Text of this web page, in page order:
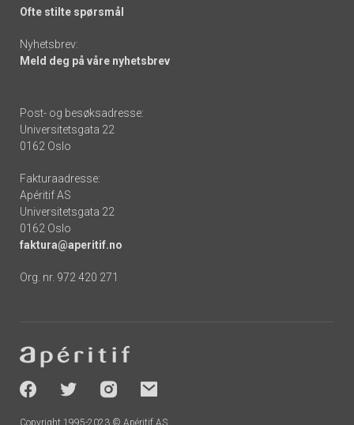
Ofte stilte spørsmål
Nyhetsbrev:
Meld deg på våre nyhetsbrev
Post- og besøksadresse:
Universitetsgata 22
0162 Oslo
Fakturaadresse:
Apéritif AS
Universitetsgata 22
0162 Oslo
faktura@aperitif.no
Org. nr. 972 420 271
-
socials
Copyright 1995-2023 © Apéritif AS